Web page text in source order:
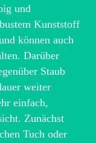
und
Kunststoff
können auch
Darüber
Staub
weiter
einfach,
Zunächst
Tuch oder